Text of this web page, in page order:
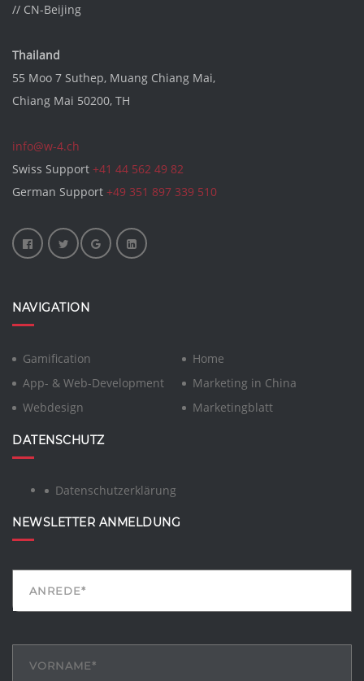
// CN-Beijing
Thailand
55 Moo 7 Suthep, Muang Chiang Mai,
Chiang Mai 50200, TH
info@w-4.ch
Swiss Support +41 44 562 49 82
German Support +49 351 897 339 510
NAVIGATION
Gamification
Home
App- & Web-Development
Marketing in China
Webdesign
Marketingblatt
DATENSCHUTZ
Datenschutzerklärung
NEWSLETTER ANMELDUNG